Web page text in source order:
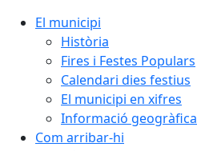
El municipi
Història
Fires i Festes Populars
Calendari dies festius
El municipi en xifres
Informació geogràfica
Com arribar-hi